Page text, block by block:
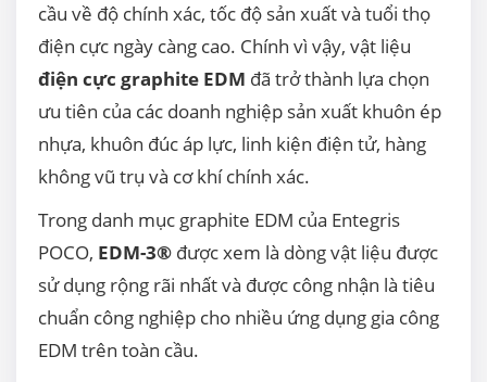
cầu về độ chính xác, tốc độ sản xuất và tuổi thọ
điện cực ngày càng cao. Chính vì vậy, vật liệu
điện cực graphite EDM đã trở thành lựa chọn
ưu tiên của các doanh nghiệp sản xuất khuôn ép
nhựa, khuôn đúc áp lực, linh kiện điện tử, hàng
không vũ trụ và cơ khí chính xác.
Trong danh mục graphite EDM của Entegris
POCO, EDM-3® được xem là dòng vật liệu được
sử dụng rộng rãi nhất và được công nhận là tiêu
chuẩn công nghiệp cho nhiều ứng dụng gia công
EDM trên toàn cầu.